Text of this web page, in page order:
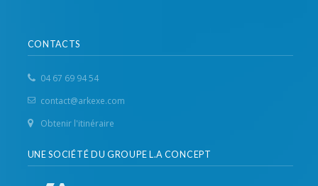
CONTACTS
04 67 69 94 54
contact@arkexe.com
Obtenir l'itinéraire
UNE SOCIÉTÉ DU GROUPE L.A CONCEPT